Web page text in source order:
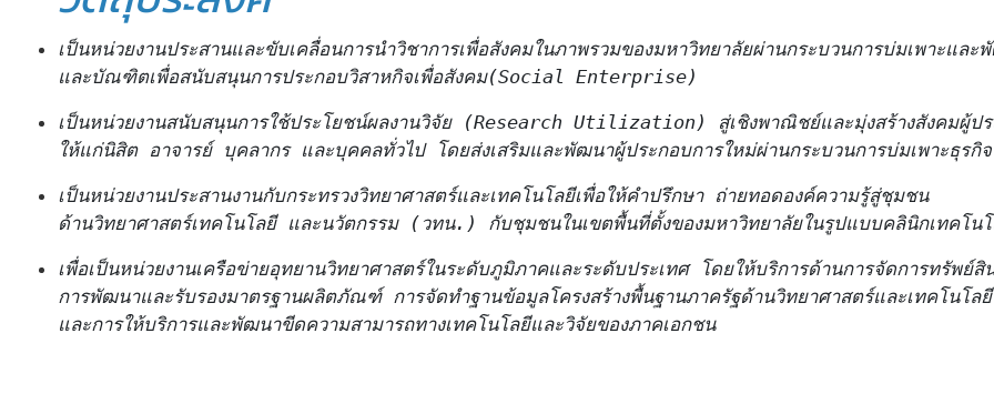
เป็นหน่วยงานประสานและขับเคลื่อนการนำวิชาการเพื่อสังคมในภาพรวมของมหาวิทยาลัยผ่านกระบวนการบ่มเพาะและ
และบัณฑิตเพื่อสนับสนุนการประกอบวิสาหกิจเพื่อสังคม(Social Enterprise)
เป็นหน่วยงานสนับสนุนการใช้ประโยชน์ผลงานวิจัย (Research Utilization) สู่เชิงพาณิชย์และมุ่งสร้างสังคมผู้ป
ให้แก่นิสิต อาจารย์ บุคลากร และบุคคลทั่วไป โดยส่งเสริมและพัฒนาผู้ประกอบการใหม่ผ่านกระบวนการบ่มเพาะธุรกิจ
         เป็นหน่วยงานประสานงานกับกระทรวงวิทยาศาสตร์และเทคโนโลยีเพื่อให้คำปรึกษา ถ่ายทอดองค์ความรู้สู่ชุมชน
ด้านวิทยาศาสตร์เทคโนโลยี และนวัตกรรม (วทน.) กับชุมชนในเขตพื้นที่ตั้งของมหาวิทยาลัยในรูปแบบคลินิกเทคโน
เพื่อเป็นหน่วยงานเครือข่ายอุทยานวิทยาศาสตร์ในระดับภูมิภาคและระดับประเทศ โดยให้บริการด้านการจัดการทรัพ
การพัฒนาและรับรองมาตรฐานผลิตภัณฑ์ การจัดทำฐานข้อมูลโครงสร้างพื้นฐานภาครัฐด้านวิทยาศาสตร์และเทคโนโลยี
และการให้บริการและพัฒนาขีดความสามารถทางเทคโนโลยีและวิจัยของภาคเอกชน